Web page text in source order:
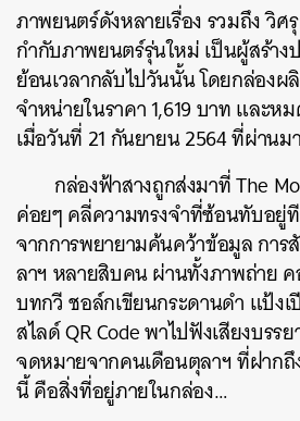
ภาพยนตร์ดังหลายเรื่อง รวมถึง วิ
กำกับภาพยนตร์รุ่นใหม่ เป็นผู้สร้าง
ย้อนเวลากลับไปวันนั้น โดยกล่อง
จำหน่ายในราคา 1,619 บาท และห
เมื่อวันที่ 21 กันยายน 2564 ที่ผ่านมา
กล่องฟ้าสางถูกส่งมาที่ The
ค่อยๆ คลี่ความทรงจำที่ซ้อนทับอยู่ที
จากการพยายามค้นคว้าข้อมูล กา
ลาฯ หลายสิบคน ผ่านทั้งภาพถ่าย ค
บทกวี ชอล์กเขียนกระดานดำ แป้ง
สไลด์ QR Code พาไปฟังเสียงบรร
จดหมายจากคนเดือนตุลาฯ ที่ฝาก
นี้ คือสิ่งที่อยู่ภายในกล่อง…